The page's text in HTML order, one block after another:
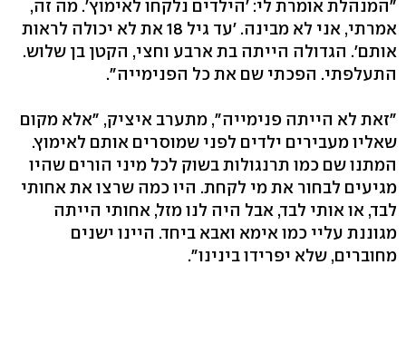
"המנהלת אומרת לי: 'הילדים נלקחו לאימוץ'. מה זה,
אמרתי, אני לא מבינה. 'עד גיל 18 את לא יכולה לראות
אותם'. הגדולה הייתה בת ארבע וחצי, הקטן בן שלוש.
התעלפתי. הפכתי שם את כל הפנימייה".
"זאת לא הייתה פנימייה", מתערב איציק, "אלא מקום
שאליו מעבירים ילדים לפני שמוסרים אותם לאימוץ.
המתנו שם כמו תרנגולות בשוק לכל מיני הורים שהיו
מגיעים לבחור את מי לקחת. היו כמה שרצו את אחותי
לבד, או אותי לבד, אבל היה לנו מזל, אחותי הייתה
מגוננת עליי כמו אימא ואבא ביחד. היינו ישנים
מחוברים, שלא יפרידו בינינו".